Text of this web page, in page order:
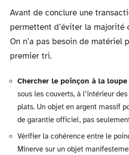
Avant de conclure une
permettent d’éviter la majorité
On n’a pas besoin de matériel
premier tri.
Chercher le poinçon à la loupe
sous les couverts, à l’intérieur
plats. Un objet en argent massif
de garantie officiel, pas
Vérifier la cohérence entre le
Minerve sur un objet